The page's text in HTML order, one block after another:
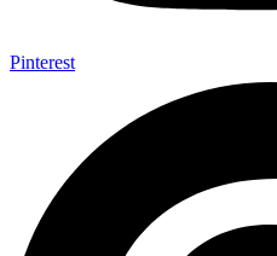
Pinterest